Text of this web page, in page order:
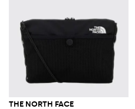
THE NORTH FACE